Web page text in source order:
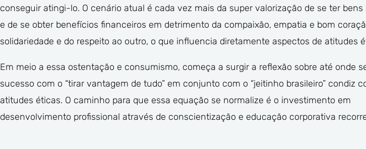
conseguir atingi-lo. O cenário atual é cada vez mais da super valorização de se ter bens
e de se obter benefícios financeiros em detrimento da compaixão, empatia e bom
solidariedade e do respeito ao outro, o que influencia diretamente aspectos de atitudes
Em meio a essa ostentação e consumismo, começa a surgir a reflexão sobre até onde
sucesso com o “tirar vantagem de tudo” em conjunto com o “jeitinho brasileiro” condiz
atitudes éticas. O caminho para que essa equação se normalize é o investimento em
desenvolvimento profissional através de conscientização e educação corporativa